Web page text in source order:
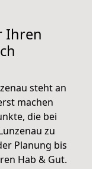
Ihren
steht an
machen
die bei
zu
Planung bis
Hab & Gut.